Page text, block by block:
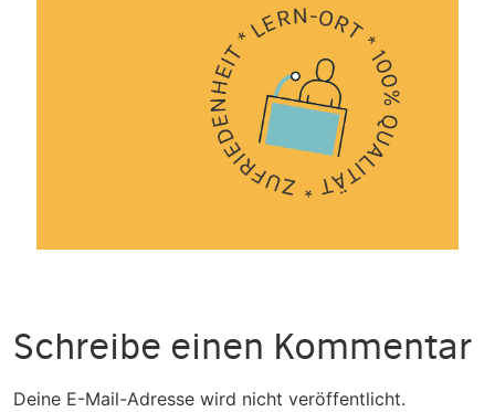
Schreibe einen Kommentar
Deine E-Mail-Adresse wird nicht veröffentlicht.